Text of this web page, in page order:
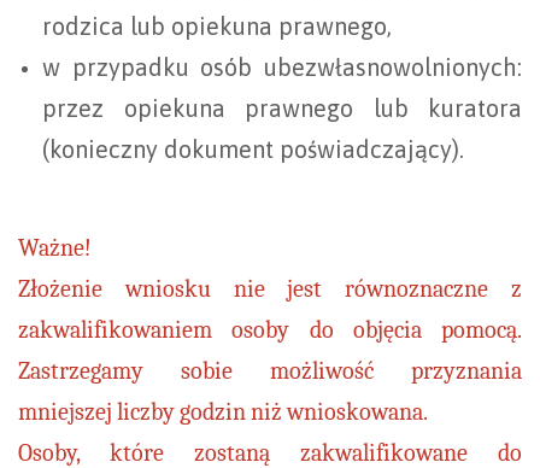
rodzica lub opiekuna prawnego,
w przypadku osób ubezwłasnowolnionych:
przez opiekuna prawnego lub kuratora
(konieczny dokument poświadczający).
Ważne!
Złożenie wniosku nie jest równoznaczne z
zakwalifikowaniem osoby do objęcia pomocą.
Zastrzegamy sobie możliwość przyznania
mniejszej liczby godzin niż wnioskowana.
Osoby, które zostaną zakwalifikowane do